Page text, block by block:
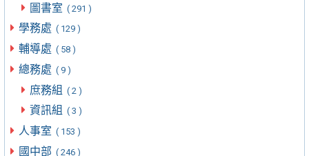
圖書室 ( 291 )
學務處 ( 129 )
輔導處 ( 58 )
總務處 ( 9 )
庶務組 ( 2 )
資訊組 ( 3 )
人事室 ( 153 )
國中部 ( 246 )